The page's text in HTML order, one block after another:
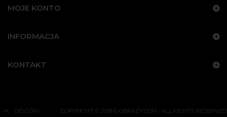
MOJE KONTO
INFORMACJA
KONTAKT
DO GÓRY COPYRIGHT © 2019 E-OBRAZY.COM - ALL RIGHTS RESERVED